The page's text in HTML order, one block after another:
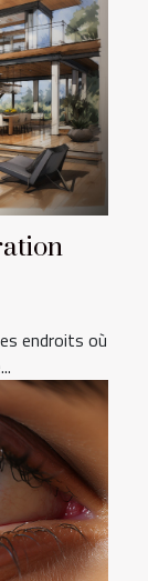
endroits où